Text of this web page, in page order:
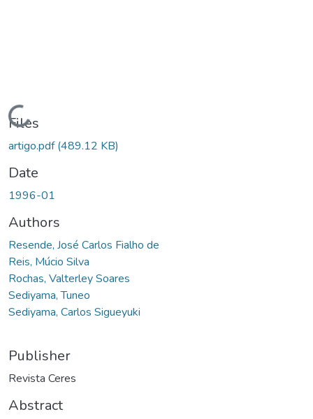
Loading...
Files
artigo.pdf(489.12 KB)
Date
1996-01
Authors
Resende, José Carlos Fialho de
Reis, Múcio Silva
Rochas, Valterley Soares
Sediyama, Tuneo
Sediyama, Carlos Sigueyuki
Publisher
Revista Ceres
Abstract